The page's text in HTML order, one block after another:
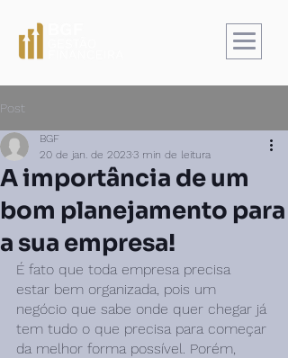
Post
A importância de um
bom planejamento para
a sua empresa!
BGF
20 de jan. de 20233 min de leitura
É fato que toda empresa precisa
estar bem organizada, pois um
negócio que sabe onde quer chegar já
tem tudo o que precisa para começar
da melhor forma possível. Porém,